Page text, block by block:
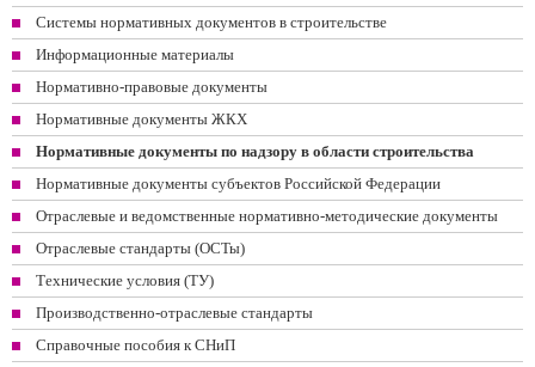
Системы нормативных документов в строительстве
Информационные материалы
Нормативно-правовые документы
Нормативные документы ЖКХ
Нормативные документы по надзору в области строительства
Нормативные документы субъектов Российской Федерации
Отраслевые и ведомственные нормативно-методические документы
Отраслевые стандарты (ОСТы)
Технические условия (ТУ)
Производственно-отраслевые стандарты
Справочные пособия к СНиП